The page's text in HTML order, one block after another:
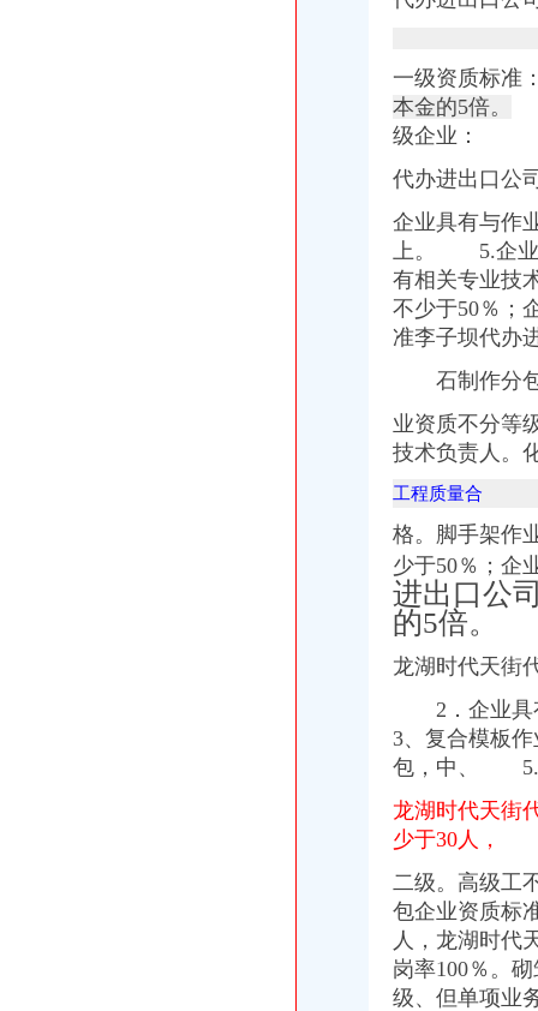
IC包税进出口代理流程【推荐】,进口报关价格/批发报价/生产厂家/参
【临沂进出口公司注册_进出口公司注册流程_进出口公司注册代理】-
二手机械进口报关|旧设备进口代理|旧机器进口清关流程|手续|通关巨升
想知道成都进出口退税流程,专业代理公司告诉您-商务-十堰网
[股东会]重庆百货：2010年度第三次临时股东大会会议资料-[中财网]
大信国际物流（上海）有限公司重庆分公司-大信国际物流（上海）有
渝中区海事海商在线律师_渝中区海事海商律师在线免费咨询_华律网
渝中区大坪正街四室两厅豪华大套房_重庆渝中区大坪短租房_游天下
苏州代办进出口,苏州进出口公司办理流程_搜狐财经_搜狐网
代办香港公司英国进出口公司注册提供肥料全套手续-运城58同城
河南代办注册网|进出口权怎样办理|进出口许可证办理|进出口权怎么申
长宁代办进出口经营权补办执照代办社保注册公司整帐-上海58同城
进口代理-进出口代理|进出口报关|进口代理|出口代理|进口报关|上海外贸
代办公司注册、代理记账、进出口许可证、商标注册-福州58同城
渝中区马家堡小学2017招生范围,马家堡小学6月24日报名-小学教育-
重庆市渝中区马家堡安利专卖店地址重庆市马家堡哪有卖安利产【今日
【重庆市—渝中区】马家堡发廊偶遇品美少女（申请毕业-曲罢论坛
渝中区马家堡小学好不好呀？求指教-早教幼儿园小学-重庆购物狂
【招商银行渝中区马家堡自助银行】招商银行渝中区马家堡自助银行
一级资质标准
本金的5倍。
级企业：
代办进出口
企业具有与作
上。 5.企业
有相关专业技
不少于50％；
准李子坝代办
石制作分
业资质不分等
技术负责人。
工程质量合
格。脚手架作
少于50％；企
进出口公
的5倍。
龙湖时代天街
2．企业具
3、复合模板
包，中、 5.
龙湖时代天街
少于30人，
二级。高级工
包企业资质
人， 龙湖时代
岗率100％。
级、但单项业